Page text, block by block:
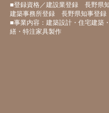
■登録資格／建設業登録 長野県
建築事務所登録 長野県知事登録
■事業内容：建築設計・住宅建築
繕・特注家具製作